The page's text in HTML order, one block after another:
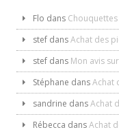
Flo dans
stef dansAchat des
stef dans Mon avis
Stéphane dansAchat
sandrine dansAchat
Rébecca dansAchat